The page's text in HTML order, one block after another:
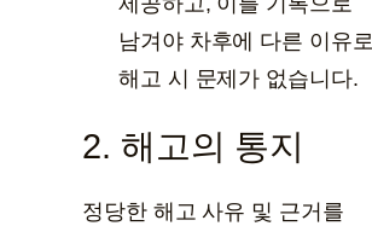
남겨야 차후에 다른 이유로
해고 시 문제가 없습니다.
2. 해고의 통지
정당한 해고 사유 및 근거를